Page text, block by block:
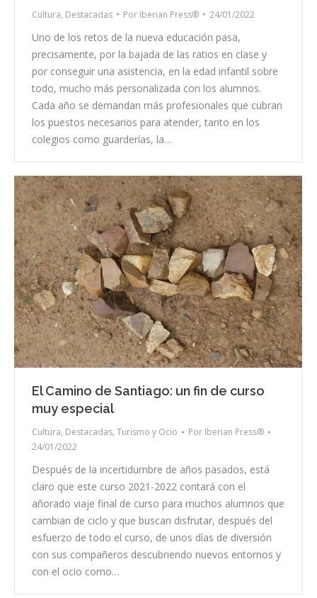
Cultura, Destacadas Por Iberian Press® 24/01/2022
Uno de los retos de la nueva educación pasa,
precisamente, por la bajada de las ratios en clase y
por conseguir una asistencia, en la edad infantil sobre
todo, mucho más personalizada con los alumnos.
Cada año se demandan más profesionales que cubran
los puestos necesarios para atender, tanto en los
colegios como guarderías, la…
El Camino de Santiago: un fin de curso
muy especial
Cultura, Destacadas, Turismo y Ocio Por Iberian Press®
24/01/2022
Después de la incertidumbre de años pasados, está
claro que este curso 2021-2022 contará con el
añorado viaje final de curso para muchos alumnos que
cambian de ciclo y que buscan disfrutar, después del
esfuerzo de todo el curso, de unos días de diversión
con sus compañeros descubriendo nuevos entornos y
con el ocio como…